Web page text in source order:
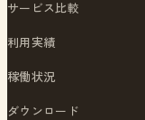
サービス比較
利用実績
稼働状況
ダウンロード